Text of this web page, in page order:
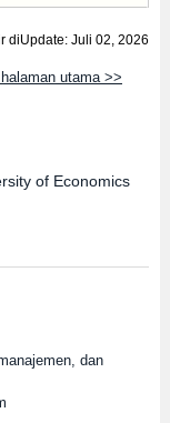
diUpdate: Juli 02, 2026
utama >>
of Economics
dan